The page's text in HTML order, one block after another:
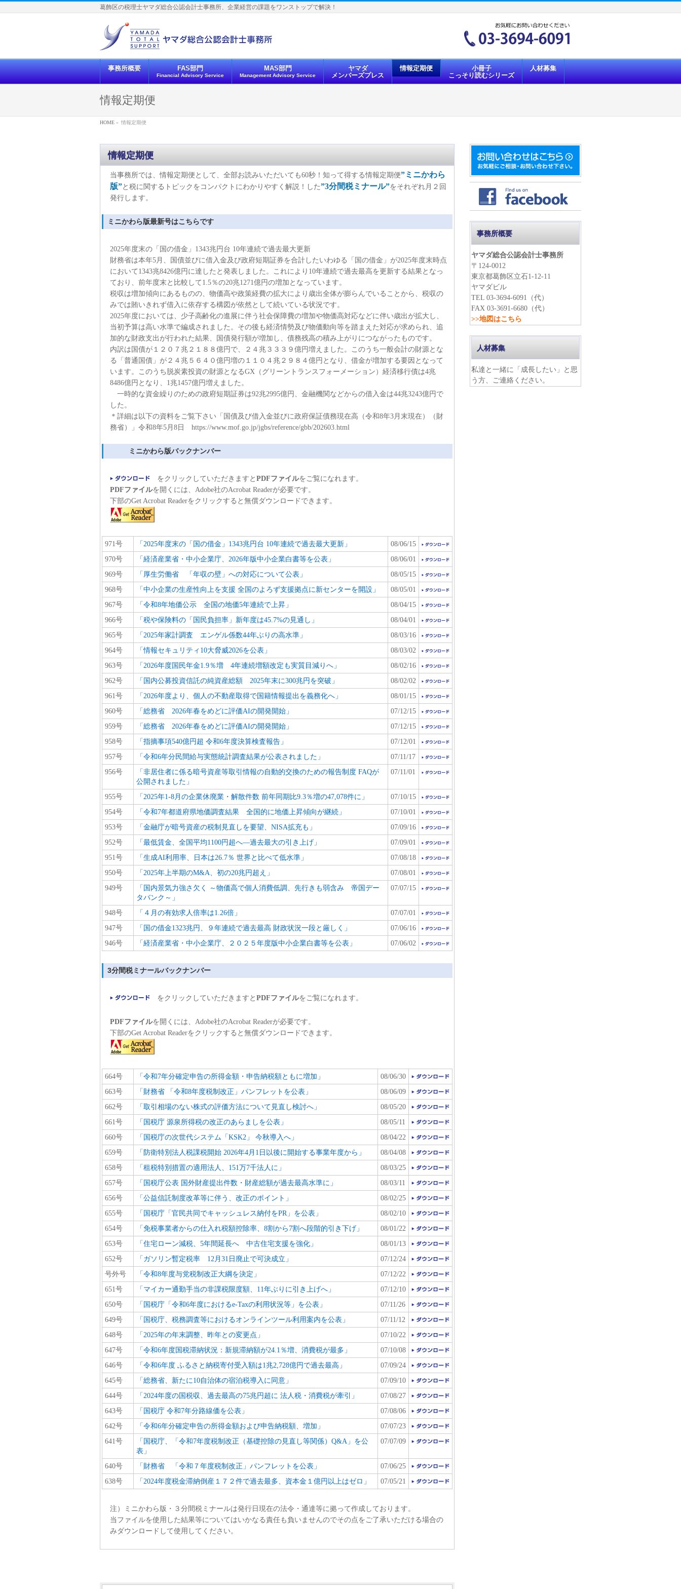
葛飾区の税理士ヤマダ総合公認会計士事務所、企業経営の課題をワンストップで解決！
事務所概要 FAS部門
Financial Advisory Service
MAS部門
Management Advisory Service
ヤマダ
メンバーズプレス
情報定期便
小冊子
こっそり読むシリーズ
人材募集
情報定期便
HOME » 情報定期便
情報定期便
当事務所では、情報定期便として、全部お読みいただいても60秒！知って得する情報定期便”ミニかわら
版”と税に関するトピックをコンパクトにわかりやすく解説！した”3分間税ミナール”をそれぞれ月２回
発行します。
ミニかわら版最新号はこちらです
2025年度末の「国の借金」1343兆円台 10年連続で過去最大更新
財務省は本年5月、国債並びに借入金及び政府短期証券を合計したいわゆる「国の借金」が2025年度末時点
において1343兆8426億円に達したと発表しました。これにより10年連続で過去最高を更新する結果となっ
ており、前年度末と比較して1.5％の20兆1271億円の増加となっています。
税収は増加傾向にあるものの、物価高や政策経費の拡大により歳出全体が膨らんでいることから、税収の
みでは賄いきれず借入に依存する構図が依然として続いている状況です。
2025年度においては、少子高齢化の進展に伴う社会保障費の増加や物価高対応などに伴い歳出が拡大し、
当初予算は高い水準で編成されました。その後も経済情勢及び物価動向等を踏まえた対応が求められ、追
加的な財政支出が行われた結果、国債発行額が増加し、債務残高の積み上がりにつながったものです。
内訳は国債が１２０７兆２１８８億円で、２４兆３３３９億円増えました。このうち一般会計の財源とな
る「普通国債」が２４兆５６４０億円増の１１０４兆２９８４億円となり、借金が増加する要因となって
います。このうち脱炭素投資の財源となるGX（グリーントランスフォーメーション）経済移行債は4兆
8486億円となり、1兆1457億円増えました。
一時的な資金繰りのための政府短期証券は92兆2995億円、金融機関などからの借入金は44兆3243億円で
した。
＊詳細は以下の資料をご覧下さい「国債及び借入金並びに政府保証債務現在高（令和8年3月末現在）（財
務省）」令和8年5月8日 https://www.mof.go.jp/jgbs/reference/gbb/202603.html
ミニかわら版バックナンバー
をクリックしていただきますと PDFファイルをご覧になれます。
PDFファイルを開くには、Adobe社のAcrobat Readerが必要です。
下部のGet Acrobat Readerをクリックすると無償ダウンロードできます。
971号 「2025年度末の「国の借金」1343兆円台 10年連続で過去最大更新」
08/06/15
970号
「経済産業省・中小企業庁、2026年版中小企業白書等を公表」
08/06/01
969号
「厚生労働省 「年収の壁」への対応について公表」
08/05/15
968号
「中小企業の生産性向上を支援 全国のよろず支援拠点に新センターを開設」
08/05/01
967号
「令和8年地価公示 全国の地価5年連続で上昇」
08/04/15
966号
「税や保険料の「国民負担率」新年度は45.7%の見通し」
08/04/01
965号
「2025年家計調査 エンゲル係数44年ぶりの高水準」
08/03/16
964号
「情報セキュリティ10大脅威2026を公表」
08/03/02
963号
「2026年度国民年金1.9％増 4年連続増額改定も実質目減りへ」
08/02/16
962号
「国内公募投資信託の純資産総額 2025年末に300兆円を突破」
08/02/02
961号
「2026年度より、個人の不動産取得で国籍情報提出を義務化へ」
08/01/15
960号
「総務省 2026年春をめどに評価AIの開発開始」
07/12/15
959号
「総務省 2026年春をめどに評価AIの開発開始」
07/12/15
958号
「指摘事項540億円超 令和6年度決算検査報告」
07/12/01
957号
「令和6年分民間給与実態統計調査結果が公表されました」
07/11/17
956号
「非居住者に係る暗号資産等取引情報の自動的交換のための報告制度 FAQが
公開されました」
07/11/01
955号 「2025年1-8月の企業休廃業・解散件数 前年同期比9.3％増の47,078件に」
07/10/15
954号
「令和7年都道府県地価調査結果 全国的に地価上昇傾向が継続」
07/10/01
953号
「金融庁が暗号資産の税制見直しを要望、NISA拡充も」
07/09/16
952号
「最低賃金、全国平均1100円超へ―過去最大の引き上げ」
07/09/01
951号
「生成AI利用率、日本は26.7％ 世界と比べて低水準」
07/08/18
950号
「2025年上半期のM&A、初の20兆円超え」
07/08/01
949号
「国内景気力強さ欠く ～物価高で個人消費低調、先行きも弱含み 帝国デー
タバンク～」
07/07/15
948号 「４月の有効求人倍率は1.26倍」
07/07/01
947号
「国の借金1323兆円、９年連続で過去最高 財政状況一段と厳しく」
07/06/16
946号
「経済産業省・中小企業庁、２０２５年度版中小企業白書等を公表」 07/06/02
3分間税ミナールバックナンバー
をクリックしていただきますと PDFファイルをご覧になれます。
PDFファイルを開くには、Adobe社のAcrobat Readerが必要です。
下部のGet Acrobat Readerをクリックすると無償ダウンロードできます。
664号 「令和7年分確定申告の所得金額・申告納税額ともに増加」
08/06/30
663号
「財務省 「令和8年度税制改正」パンフレットを公表」
08/06/09
662号
「取引相場のない株式の評価方法について見直し検討へ」
08/05/20
661号
「国税庁 源泉所得税の改正のあらましを公表」
08/05/11
660号
「国税庁の次世代システム「KSK2」 今秋導入へ」
08/04/22
659号
「防衛特別法人税課税開始 2026年4月1日以後に開始する事業年度から」
08/04/08
658号
「租税特別措置の適用法人、151万7千法人に」
08/03/25
657号
「国税庁公表 国外財産提出件数・財産総額が過去最高水準に」
08/03/11
656号
「公益信託制度改革等に伴う、改正のポイント」
08/02/25
655号
「国税庁「官民共同でキャッシュレス納付をPR」を公表」
08/02/10
654号
「免税事業者からの仕入れ税額控除率、8割から7割へ段階的引き下げ」
08/01/22
653号
「住宅ローン減税、5年間延長へ 中古住宅支援を強化」
08/01/13
652号
「ガソリン暫定税率 12月31日廃止で可決成立」
07/12/24
号外号
「令和8年度与党税制改正大綱を決定」
07/12/22
651号
「マイカー通勤手当の非課税限度額、11年ぶりに引き上げへ」
07/12/10
650号
「国税庁「令和6年度におけるe-Taxの利用状況等」を公表」
07/11/26
649号
「国税庁、税務調査等におけるオンラインツール利用案内を公表」
07/11/12
648号
「2025年の年末調整、昨年との変更点」
07/10/22
647号
「令和6年度国税滞納状況：新規滞納額が24.1％増、消費税が最多」
07/10/08
646号
「令和6年度 ふるさと納税寄付受入額は1兆2,728億円で過去最高」
07/09/24
645号
「総務省、新たに10自治体の宿泊税導入に同意」
07/09/10
644号
「2024年度の国税収、過去最高の75兆円超に 法人税・消費税が牽引」
07/08/27
643号
「国税庁 令和7年分路線価を公表」
07/08/06
642号
「令和6年分確定申告の所得金額および申告納税額、増加」
07/07/23
641号
「国税庁、「令和7年度税制改正（基礎控除の見直し等関係）Q&A」を公
表」
07/07/09
640号 「財務省 「令和７年度税制改正」パンフレットを公表」
07/06/25
638号
「2024年度税金滞納倒産１７２件で過去最多、資本金１億円以上はゼロ」 07/05/21
注）ミニかわら版・３分間税ミナールは発行日現在の法令・通達等に拠って作成しております。
当ファイルを使用した結果等についてはいかなる責任も負いませんのでその点をご了承いただける場合の
みダウンロードして使用してください。
事務所概要
ヤマダ総合公認会計士事務所
〒124-0012
東京都葛飾区立石1-12-11
ヤマダビル
TEL 03-3694-6091（代）
FAX 03-3691-6680（代）
>>地図はこちら
人材募集
私達と一緒に「成長したい」と思
う方、ご連絡ください。